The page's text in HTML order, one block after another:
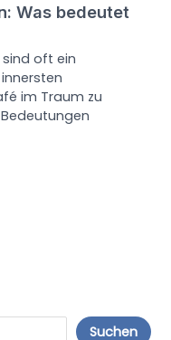
Was bedeutet
oft ein
im Traum zu
Suchen